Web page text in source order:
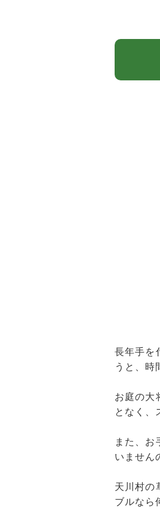
長年手を
うと、時
お庭の大
となく、
また、お
いません
天川村の
ブルなら